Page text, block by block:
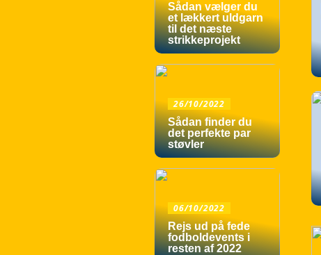
Sådan vælger du
et lækkert uldgarn
til det næste
strikkeprojekt
26/10/2022
Sådan finder du
det perfekte par
støvler
06/10/2022
Rejs ud på fede
fodboldevents i
resten af 2022